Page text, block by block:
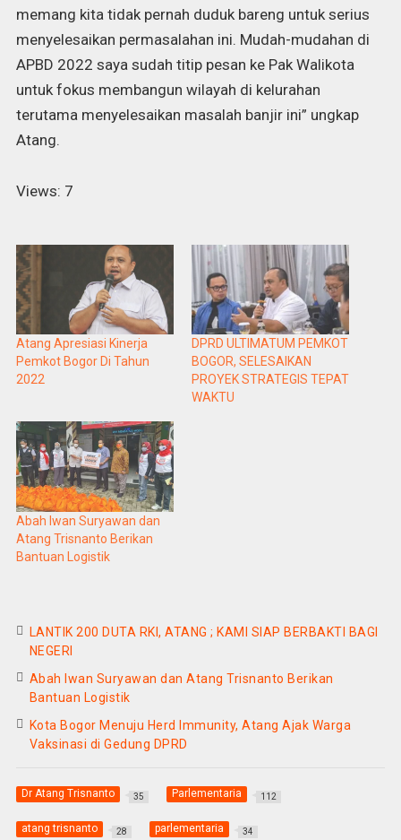
memang kita tidak pernah duduk bareng untuk serius
menyelesaikan permasalahan ini. Mudah-mudahan di
APBD 2022 saya sudah titip pesan ke Pak Walikota
untuk fokus membangun wilayah di kelurahan
terutama menyelesaikan masalah banjir ini” ungkap
Atang.
Views: 7
Atang Apresiasi Kinerja
Pemkot Bogor Di Tahun
2022
DPRD ULTIMATUM PEMKOT
BOGOR, SELESAIKAN
PROYEK STRATEGIS TEPAT
WAKTU
Abah Iwan Suryawan dan
Atang Trisnanto Berikan
Bantuan Logistik
LANTIK 200 DUTA RKI, ATANG ; KAMI SIAP BERBAKTI BAGI
NEGERI
Abah Iwan Suryawan dan Atang Trisnanto Berikan
Bantuan Logistik
Kota Bogor Menuju Herd Immunity, Atang Ajak Warga
Vaksinasi di Gedung DPRD
Dr Atang Trisnanto 35 Parlementaria 112
atang trisnanto 28 parlementaria 34